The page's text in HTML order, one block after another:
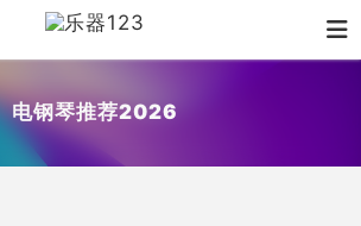
电钢琴推荐2026